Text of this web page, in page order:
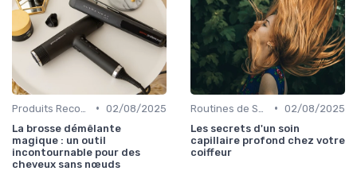
• 02/08/2025
La brosse démêlante
magique : un outil
incontournable pour des
cheveux sans nœuds
• 02/08/2025
Les secrets d'un soin
capillaire profond chez votre
coiffeur